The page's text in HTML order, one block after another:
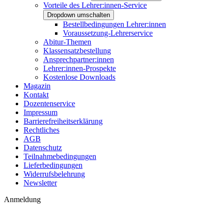
Vorteile des Lehrer:innen-Service
Dropdown umschalten
Bestellbedingungen Lehrer:innen
Voraussetzung-Lehrerservice
Abitur-Themen
Klassensatzbestellung
Ansprechpartner:innen
Lehrer:innen-Prospekte
Kostenlose Downloads
Magazin
Kontakt
Dozentenservice
Impressum
Barrierefreiheitserklärung
Rechtliches
AGB
Datenschutz
Teilnahmebedingungen
Lieferbedingungen
Widerrufsbelehrung
Newsletter
Anmeldung